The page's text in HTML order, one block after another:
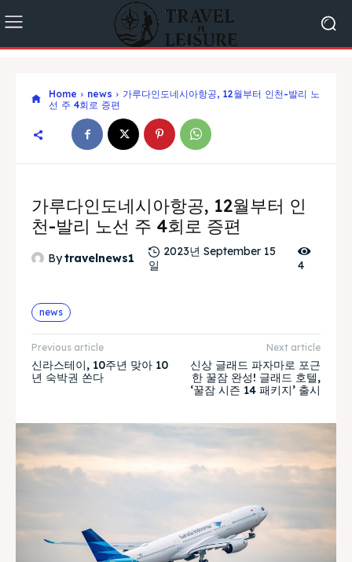
Home news
가루다인도네시아항공, 12월부터 인천-발리 노
선 주 4회로 증편
가루다인도네시아항공, 12월부터 인
천-발리 노선 주 4회로 증편
Bytravelnews1
2023년 September 15
일
4
news
Previous article
신라스테이, 10주년 맞아 10
년 숙박권 쏜다
Next article
신상 글래드 파자마로 포근
한 꿀잠 완성! 글래드 호텔,
‘꿀잠 시즌 14 패키지’ 출시